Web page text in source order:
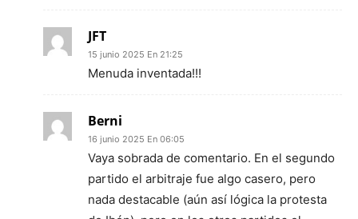
JFT
15 junio 2025 En 21:25
Menuda inventada!!!
Berni
16 junio 2025 En 06:05
Vaya sobrada de comentario. En el segundo
partido el arbitraje fue algo casero, pero
nada destacable (aún así lógica la protesta